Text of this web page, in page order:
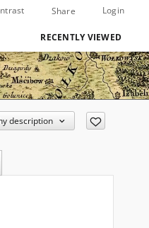
Share Login
RECENTLY VIEWED
description